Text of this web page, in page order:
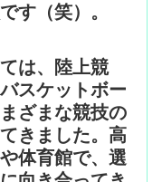
す（笑）。
は、陸上競
スケットボー
ざまな競技の
きました。高
体育館で、選